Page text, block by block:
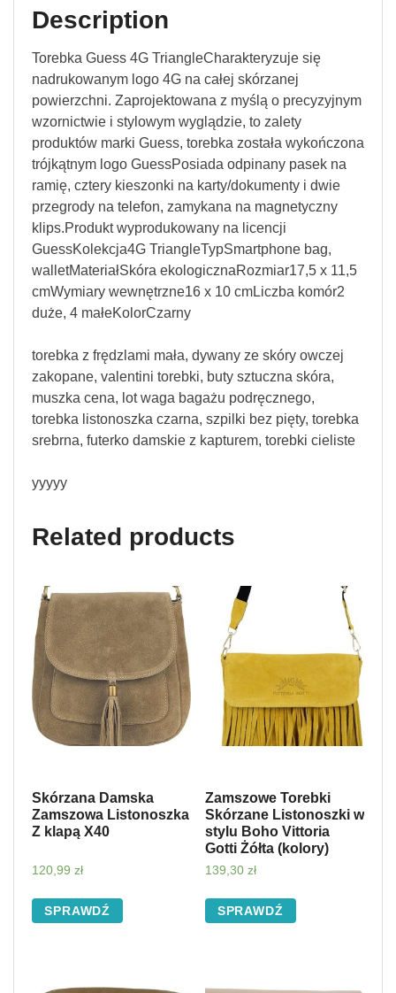
Description
Torebka Guess 4G TriangleCharakteryzuje się
nadrukowanym logo 4G na całej skórzanej
powierzchni. Zaprojektowana z myślą o precyzyjnym
wzornictwie i stylowym wyglądzie, to zalety
produktów marki Guess, torebka została wykończona
trójkątnym logo GuessPosiada odpinany pasek na
ramię, cztery kieszonki na karty/dokumenty i dwie
przegrody na telefon, zamykana na magnetyczny
klips.Produkt wyprodukowany na licencji
GuessKolekcja4G TriangleTypSmartphone bag,
walletMateriałSkóra ekologicznaRozmiar17,5 x 11,5
cmWymiary wewnętrzne16 x 10 cmLiczba komór2
duże, 4 małeKolorCzarny
torebka z frędzlami mała, dywany ze skóry owczej
zakopane, valentini torebki, buty sztuczna skóra,
muszka cena, lot waga bagażu podręcznego,
torebka listonoszka czarna, szpilki bez pięty, torebka
srebrna, futerko damskie z kapturem, torebki cieliste
yyyyy
Related products
Skórzana Damska
Zamszowa Listonoszka
Z klapą X40
120,99 zł
SPRAWDŹ
Zamszowe Torebki
Skórzane Listonoszki w
stylu Boho Vittoria
Gotti Żółta (kolory)
139,30 zł
SPRAWDŹ